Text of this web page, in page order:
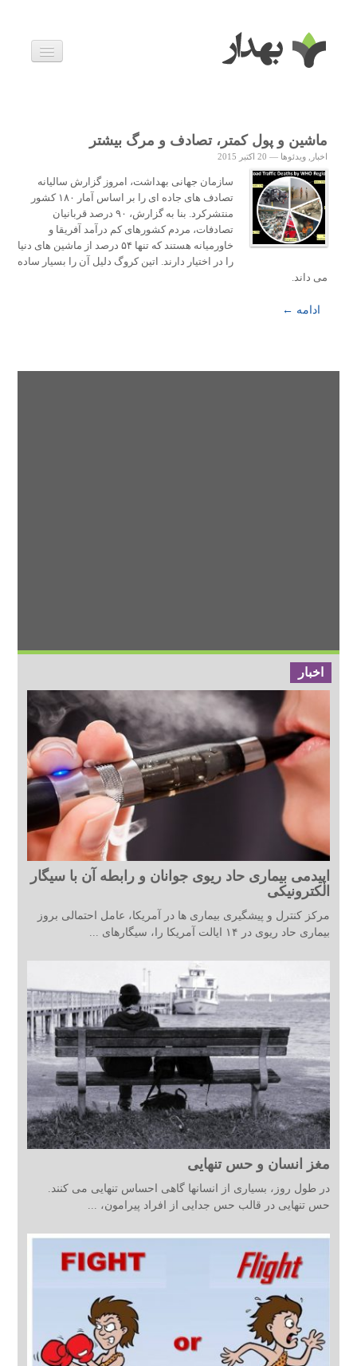
زندگی سالم
خانواده و بارداری
درباره ما
ماشین و پول کمتر، تصادف و مرگ بیشتر
اخبار ویدئوها — 20 اکتبر 2015
سازمان جهانی بهداشت، امروز گزارش سالیانه
تصادف های جاده ای را بر اساس آمار ۱۸۰ کشور
منتشرکرد. بنا به گزارش، ۹۰ درصد قربانیان
تصادفات، مردم کشورهای کم درآمد آفریقا و
خاورمیانه هستند که تنها ۵۴ درصد از ماشین های دنیا
را در اختیار دارند. اتین کروگ دلیل آن را بسیار ساده
می داند.
ادامه ←
اخبار
اپیدمی بیماری حاد ریوی جوانان و رابطه آن با سیگار
الکترونیکی
مرکز کنترل و پیشگیری بیماری ها در آمریکا، عامل احتمالی بروز
بیماری حاد ریوی در ۱۴ ایالت آمریکا را، سیگارهای ...
مغز انسان و حس تنهایی
در طول روز، بسیاری از انسانها گاهی احساس تنهایی می کنند.
حس تنهایی در قالب حس جدایی از افراد پیرامون، ...